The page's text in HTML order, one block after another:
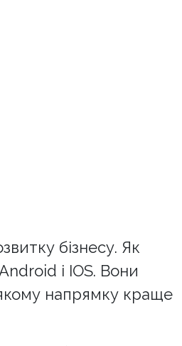
бізнесу. Як
і IOS. Вони
напрямку краще